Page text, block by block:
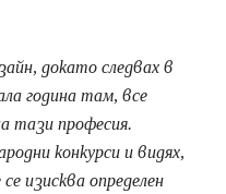
докато следвах в
година там, все
тази професия.
конкурси и видях,
изисква определен